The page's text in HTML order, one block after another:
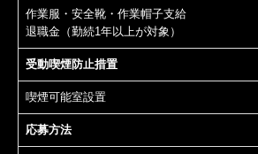
作業服・安全靴・作業帽子支給
退職金（勤続1年以上が対象）
受動喫煙防止措置
喫煙可能室設置
応募方法